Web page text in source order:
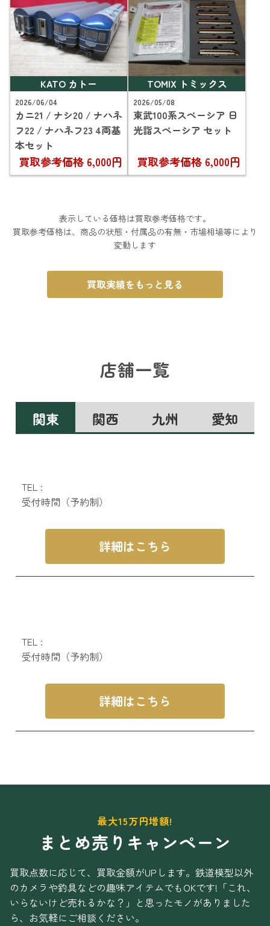
KATO カトー
2026/06/04
カニ21 / ナシ20 / ナハネ
フ22 / ナハネフ23 4両基
本セット
買取参考価格 6,000円
TOMIX トミックス
2026/05/08
東武100系スペーシア 日
光詣スペーシア セット
買取参考価格 6,000円
表示している価格は買取参考価格です。
買取参考価格は、商品の状態・付属品の有無・市場相場等により
変動します
買取実績をもっと見る
店舗一覧
関東 関西 九州 愛知
TEL :
受付時間（予約制）
詳細はこちら
TEL :
受付時間（予約制）
詳細はこちら
最大15万円増額!
まとめ売りキャンペーン
買取点数に応じて、買取金額がUPします。 鉄道模型以外
のカメラや釣具などの趣味アイテムでもOKです! 「これ、
いらないけど売れるかな？」と思ったモノがありました
ら、お気軽にご相談ください。